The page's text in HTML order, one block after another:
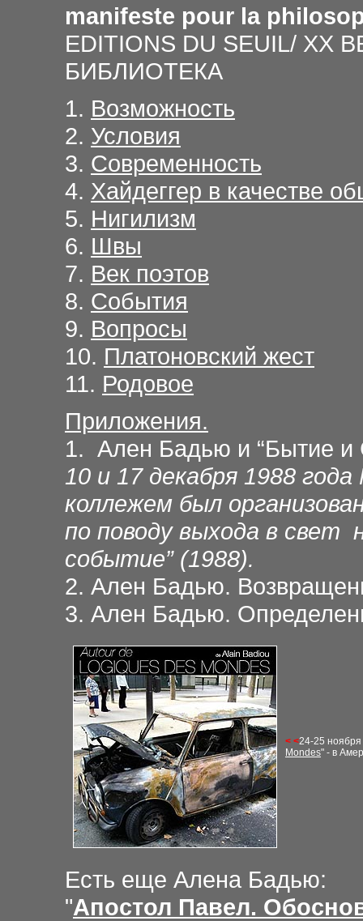
manifeste pour la
EDITIONS DU SEUIL/
БИБЛИОТЕКА
1. Возможность
2. Условия
3. Современность
4. Хайдеггер в качестве
5. Нигилизм
6. Швы
7. Век поэтов
8. События
9. Вопросы
10. Платоновский жест
11. Родовое
Приложения.
1. Ален Бадью и “Бытие и
10 и 17 декабря 1988
коллежем был
по поводу выхода в свет
событие” (1988).
2. Ален Бадью.
3. Ален Бадью.
< <24-25
Mondes" - в
Есть еще Алена Бадью:
"Апостол Павел.